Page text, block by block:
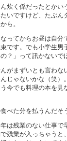
く係だったとかい
ですけど、たぶん
。
てからお昼は自分
す。でも小学生男
」って訊かないで
まずいとも言わな
ゃないかな（笑）
でも料理の本を見
べた分を払うんだそ
は残業のない仕事で
業が入っちゃうと